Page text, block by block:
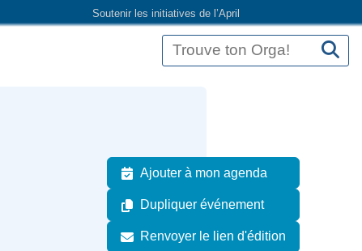
Soutenir les initiatives de l’April
Ajouter à mon agenda
Dupliquer événement
Renvoyer le lien d'édition